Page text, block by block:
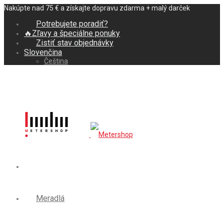
Nakúpte nad 75 € a získajte dopravu zdarma + malý darček
Potrebujete poradiť?
🔥Zľavy a špeciálne ponuky
Zistiť stav objednávky
Slovenčina
Čeština
Meradlá